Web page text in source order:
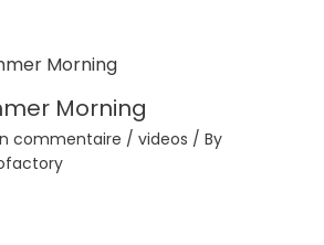
Morning
commentaire / videos / By